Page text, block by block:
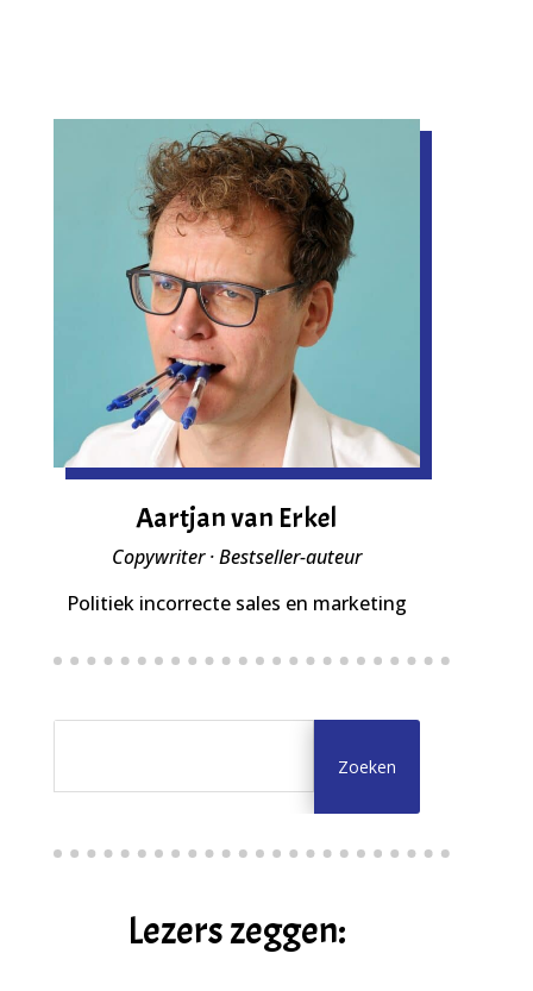
Aartjan van Erkel
Copywriter · Bestseller-auteur
Politiek incorrecte sales en marketing
Lezers zeggen: